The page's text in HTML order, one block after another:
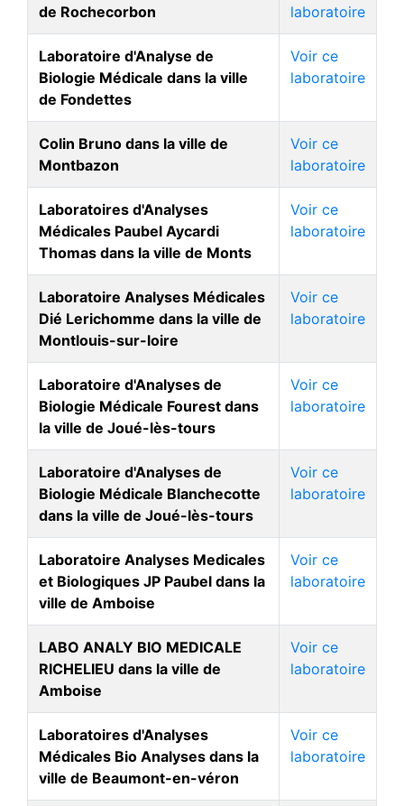
de Rochecorbon
laboratoire
Laboratoire d'Analyse de
Biologie Médicale dans la ville
de Fondettes
Voir ce
laboratoire
Colin Bruno dans la ville de
Montbazon
Voir ce
laboratoire
Laboratoires d'Analyses
Médicales Paubel Aycardi
Thomas dans la ville de Monts
Voir ce
laboratoire
Laboratoire Analyses Médicales
Dié Lerichomme dans la ville de
Montlouis-sur-loire
Voir ce
laboratoire
Laboratoire d'Analyses de
Biologie Médicale Fourest dans
la ville de Joué-lès-tours
Voir ce
laboratoire
Laboratoire d'Analyses de
Biologie Médicale Blanchecotte
dans la ville de Joué-lès-tours
Voir ce
laboratoire
Laboratoire Analyses Medicales
et Biologiques JP Paubel dans la
ville de Amboise
Voir ce
laboratoire
LABO ANALY BIO MEDICALE
RICHELIEU dans la ville de
Amboise
Voir ce
laboratoire
Laboratoires d'Analyses
Médicales Bio Analyses dans la
ville de Beaumont-en-véron
Voir ce
laboratoire